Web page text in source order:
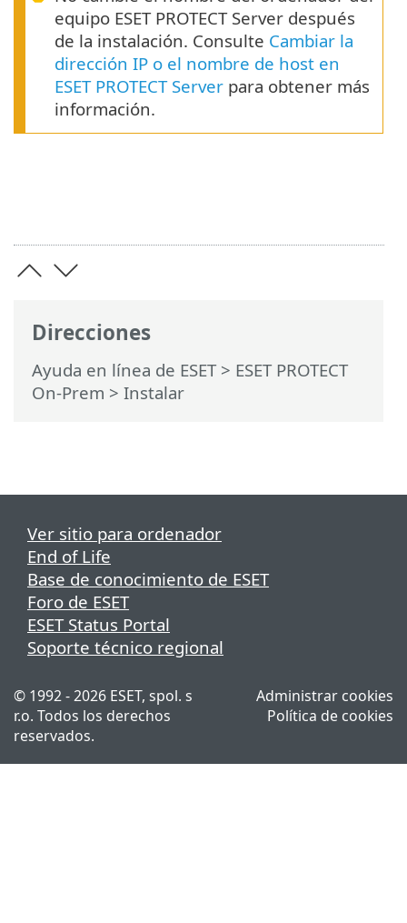
Direcciones
Ayuda en línea de ESET> ESET PROTECT
On-Prem > Instalar
equipo ESET PROTECT Server después
de la instalación. Consulte Cambiar la
dirección IP o el nombre de host en
ESET PROTECT Server para obtener más
información.
Ver sitio para ordenador
End of Life
Base de conocimiento de ESET
Foro de ESET
ESET Status Portal
Soporte técnico regional
© 1992 - 2026 ESET, spol. s
r.o. Todos los derechos
reservados.
Administrar cookies
Política de cookies